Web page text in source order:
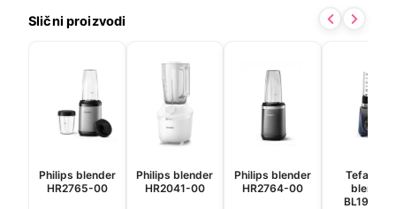
Slični proizvodi
Philips blender
HR2765-00
Philips blender
HR2041-00
Philips blender
HR2764-00
Tefal mini
blender